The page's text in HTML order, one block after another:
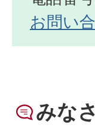
お問い
みな